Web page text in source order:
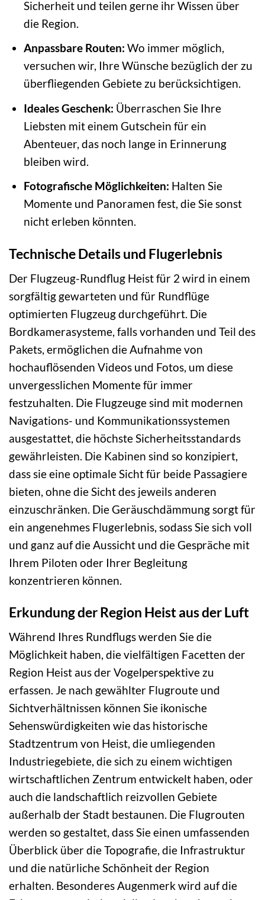
Sicherheit und teilen gerne ihr Wissen über
die Region.
Anpassbare Routen: Wo immer möglich,
versuchen wir, Ihre Wünsche bezüglich der zu
überfliegenden Gebiete zu berücksichtigen.
Ideales Geschenk: Überraschen Sie Ihre
Liebsten mit einem Gutschein für ein
Abenteuer, das noch lange in Erinnerung
bleiben wird.
Fotografische Möglichkeiten: Halten Sie
Momente und Panoramen fest, die Sie sonst
nicht erleben könnten.
Technische Details und Flugerlebnis
Der Flugzeug-Rundflug Heist für 2 wird in einem
sorgfältig gewarteten und für Rundflüge
optimierten Flugzeug durchgeführt. Die
Bordkamerasysteme, falls vorhanden und Teil des
Pakets, ermöglichen die Aufnahme von
hochauflösenden Videos und Fotos, um diese
unvergesslichen Momente für immer
festzuhalten. Die Flugzeuge sind mit modernen
Navigations- und Kommunikationssystemen
ausgestattet, die höchste Sicherheitsstandards
gewährleisten. Die Kabinen sind so konzipiert,
dass sie eine optimale Sicht für beide Passagiere
bieten, ohne die Sicht des jeweils anderen
einzuschränken. Die Geräuschdämmung sorgt für
ein angenehmes Flugerlebnis, sodass Sie sich voll
und ganz auf die Aussicht und die Gespräche mit
Ihrem Piloten oder Ihrer Begleitung
konzentrieren können.
Erkundung der Region Heist aus der Luft
Während Ihres Rundflugs werden Sie die
Möglichkeit haben, die vielfältigen Facetten der
Region Heist aus der Vogelperspektive zu
erfassen. Je nach gewählter Flugroute und
Sichtverhältnissen können Sie ikonische
Sehenswürdigkeiten wie das historische
Stadtzentrum von Heist, die umliegenden
Industriegebiete, die sich zu einem wichtigen
wirtschaftlichen Zentrum entwickelt haben, oder
auch die landschaftlich reizvollen Gebiete
außerhalb der Stadt bestaunen. Die Flugrouten
werden so gestaltet, dass Sie einen umfassenden
Überblick über die Topografie, die Infrastruktur
und die natürliche Schönheit der Region
erhalten. Besonderes Augenmerk wird auf die